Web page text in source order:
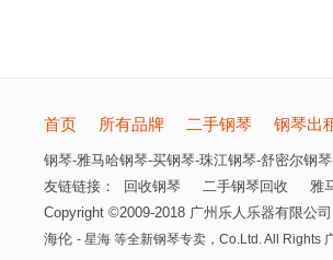
首页 所有品牌 二手钢琴 钢琴出
钢琴-雅马哈钢琴-买钢琴-珠江钢琴-舒密尔钢
友链链接：
回收钢琴 二手钢琴回收 雅
Copyright ©2009-2018 广州乐人乐器有限公司
海伦 - 星海 等全新钢琴专卖， Co.Ltd. All Rights